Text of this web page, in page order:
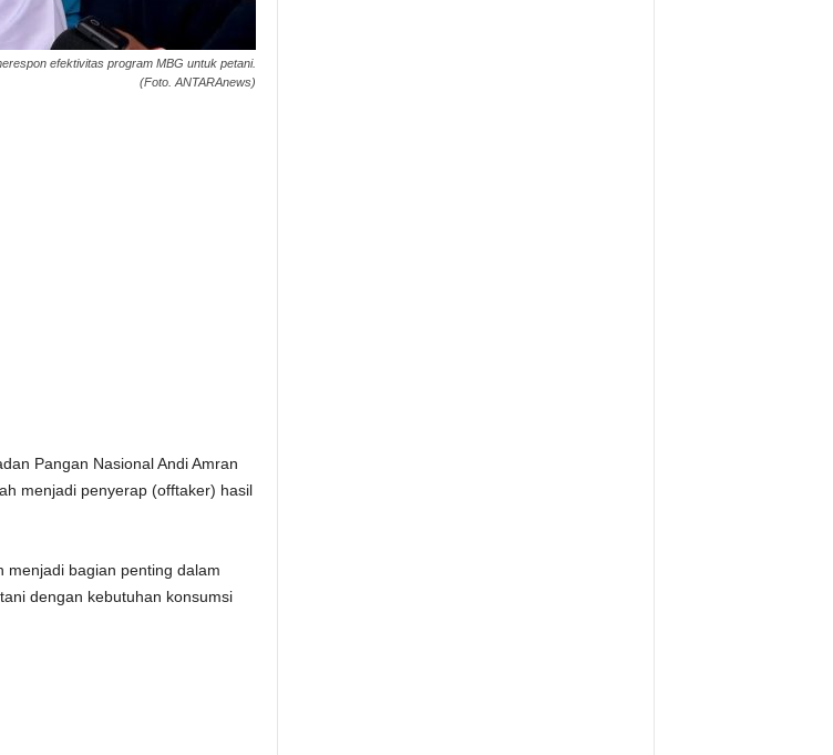
efektivitas program MBG untuk petani.
(Foto. ANTARAnews)
Pangan Nasional Andi Amran
menjadi penyerap (offtaker) hasil
menjadi bagian penting dalam
dengan kebutuhan konsumsi